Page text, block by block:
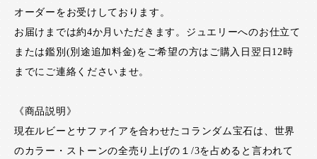
オーダーをお受けしております。
お届けまでは約4か月いただきます。ジュエリーへのお仕立て
または鑑別(別途追加料金)をご希望の方はご購入日翌日12時
までにご連絡くださいませ。
《商品説明》
現在ルビーとサファイアを合わせたコランダム宝石は、世界
のカラー・ストーンの全売り上げの１/3を占めると言われて